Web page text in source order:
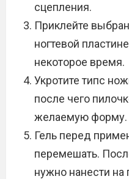
сцепления.
Приклейте
ногтевой
некоторое время.
Укротите типс
после чего
желаемую форму.
Гель перед
перемешать.
нужно нанести на